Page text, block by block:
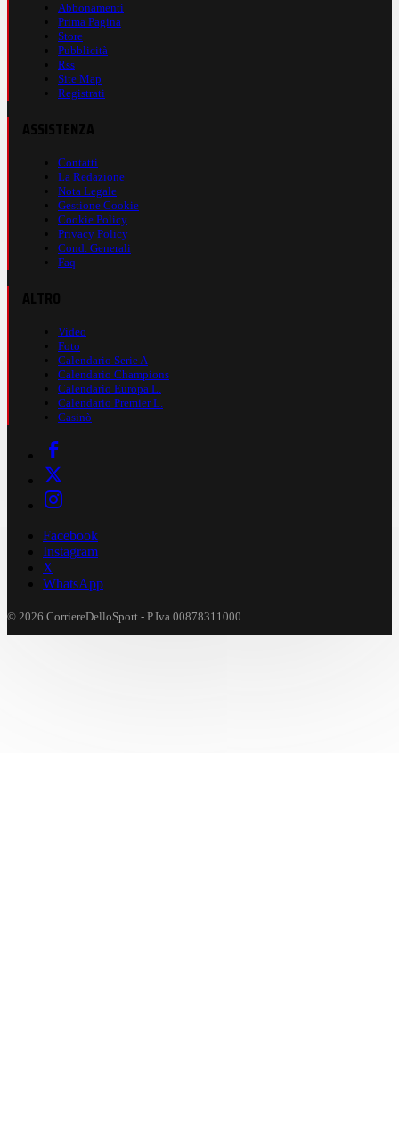
Abbonamenti
Prima Pagina
Store
Pubblicità
Rss
Site Map
Registrati
Contatti
La Redazione
Nota Legale
Gestione Cookie
Cookie Policy
Privacy Policy
Cond. Generali
Faq
Video
Foto
Calendario Serie A
Calendario Champions
Calendario Europa L.
Calendario Premier L.
Casinò
Facebook
Instagram
X
WhatsApp
© 2026 CorriereDelloSport - P.Iva 00878311000